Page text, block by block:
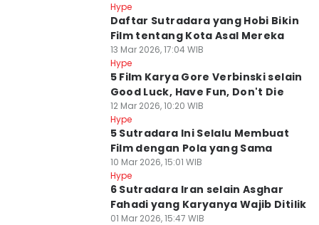
Hype
Daftar Sutradara yang Hobi Bikin
Film tentang Kota Asal Mereka
13 Mar 2026, 17:04 WIB
Hype
5 Film Karya Gore Verbinski selain
Good Luck, Have Fun, Don't Die
12 Mar 2026, 10:20 WIB
Hype
5 Sutradara Ini Selalu Membuat
Film dengan Pola yang Sama
10 Mar 2026, 15:01 WIB
Hype
6 Sutradara Iran selain Asghar
Fahadi yang Karyanya Wajib Ditilik
01 Mar 2026, 15:47 WIB